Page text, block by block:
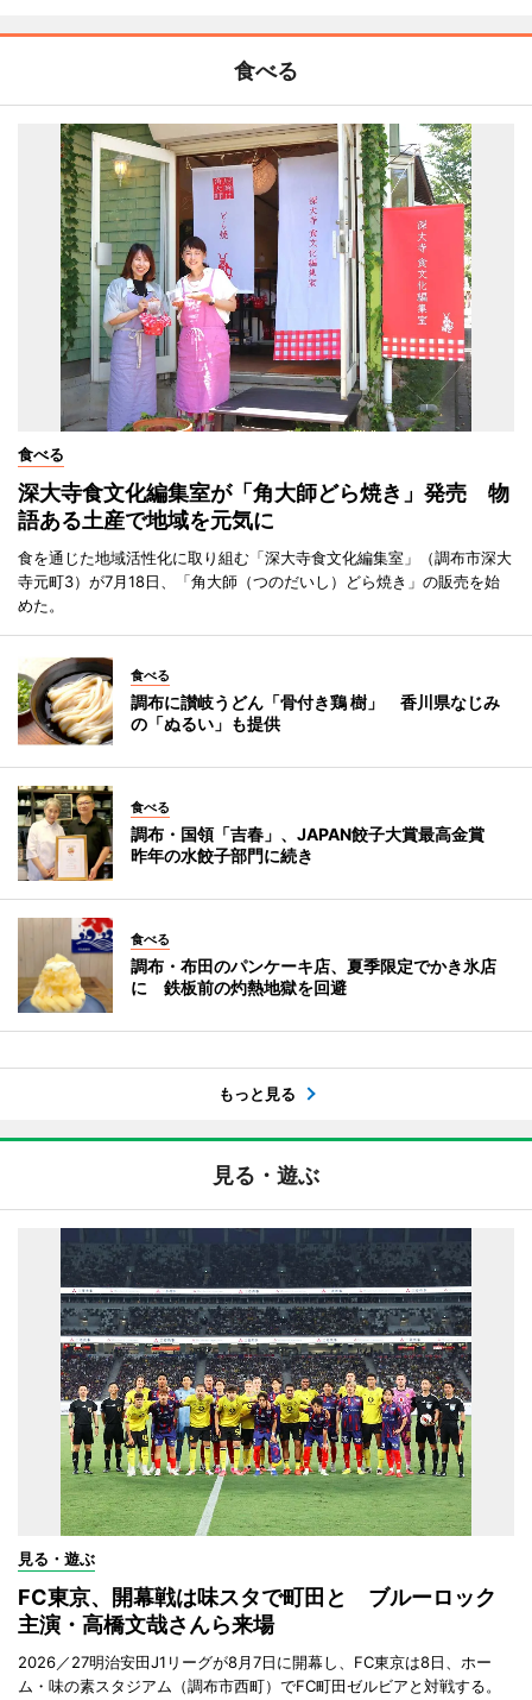
食べる
食べる
深大寺食文化編集室が「角大師どら焼き」発売 物
語ある土産で地域を元気に
食を通じた地域活性化に取り組む「深大寺食文化編集室」（調布市深大
寺元町3）が7月18日、「角大師（つのだいし）どら焼き」の販売を始
めた。
食べる
調布に讃岐うどん「骨付き鶏 樹」 香川県なじみ
の「ぬるい」も提供
食べる
調布・国領「吉春」、JAPAN餃子大賞最高金賞
昨年の水餃子部門に続き
食べる
調布・布田のパンケーキ店、夏季限定でかき氷店
に 鉄板前の灼熱地獄を回避
もっと見る
見る・遊ぶ
見る・遊ぶ
FC東京、開幕戦は味スタで町田と ブルーロック
主演・高橋文哉さんら来場
2026／27明治安田J1リーグが8月7日に開幕し、FC東京は8日、ホー
ム・味の素スタジアム（調布市西町）でFC町田ゼルビアと対戦する。